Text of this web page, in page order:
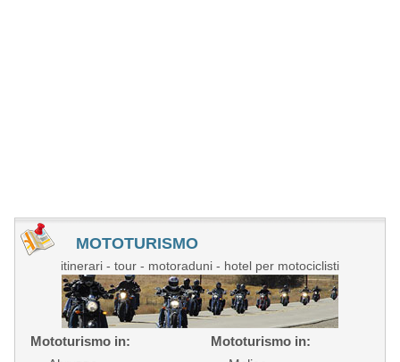
MOTOTURISMO
itinerari - tour - motoraduni - hotel per motociclisti
Mototurismo in:
Mototurismo in: